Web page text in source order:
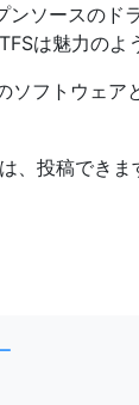
ソースのド
は魅力のよ
ソフトウェア
投稿できま